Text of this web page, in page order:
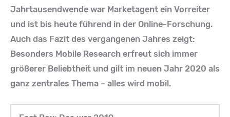
Jahrtausendwende war Marketagent ein Vorreiter
und ist bis heute führend in der Online-Forschung.
Auch das Fazit des vergangenen Jahres zeigt:
Besonders Mobile Research erfreut sich immer
größerer Beliebtheit und gilt im neuen Jahr 2020 als
ganz zentrales Thema – alles wird mobil.